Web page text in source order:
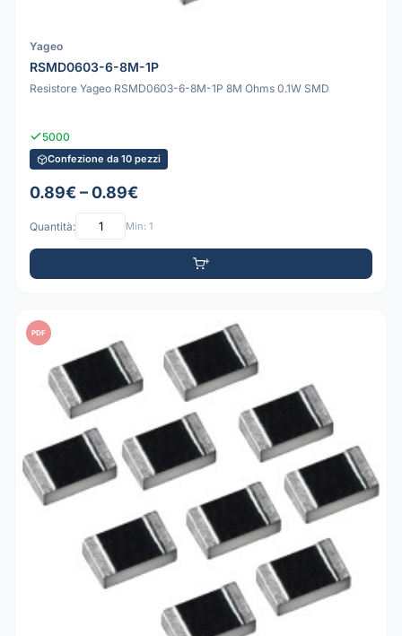
Yageo
RSMD0603-6-8M-1P
Resistore Yageo RSMD0603-6-8M-1P 8M Ohms 0.1W SMD
5000
Confezione da 10 pezzi
0.89€ – 0.89€
Quantità: Min: 1
PDF